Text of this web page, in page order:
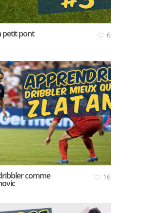
petit pont 6
comme 16